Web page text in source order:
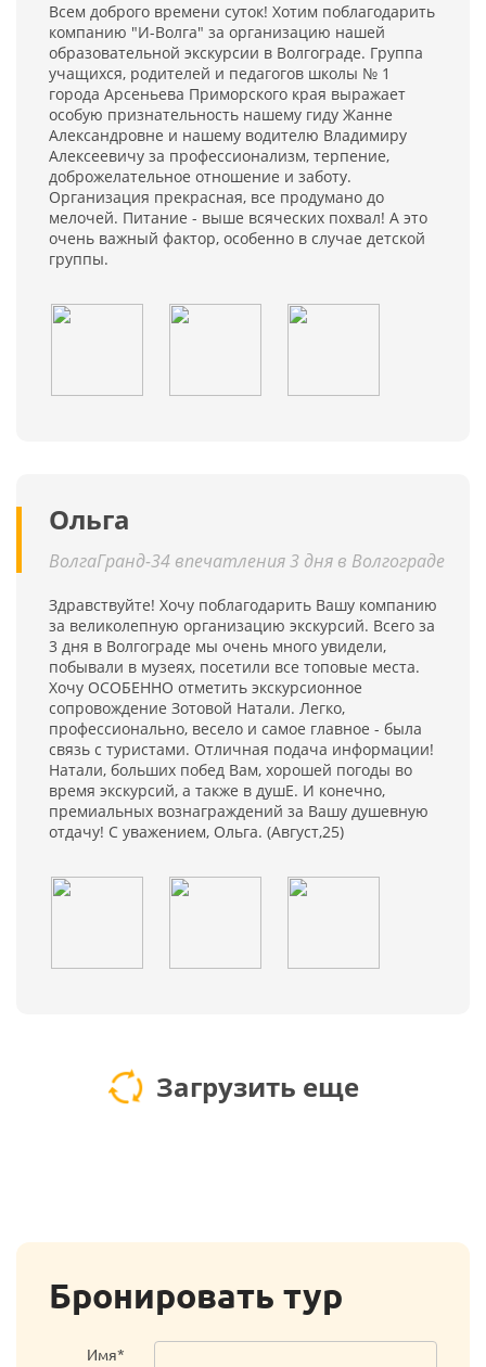
Всем доброго времени суток! Хотим поблагодарить
компанию "И-Волга" за организацию нашей
образовательной экскурсии в Волгограде. Группа
учащихся, родителей и педагогов школы № 1
города Арсеньева Приморского края выражает
особую признательность нашему гиду Жанне
Александровне и нашему водителю Владимиру
Алексеевичу за профессионализм, терпение,
доброжелательное отношение и заботу.
Организация прекрасная, все продумано до
мелочей. Питание - выше всяческих похвал! А это
очень важный фактор, особенно в случае детской
группы.
Ольга
ВолгаГранд-34 впечатления 3 дня в Волгограде
Здравствуйте! Хочу поблагодарить Вашу компанию
за великолепную организацию экскурсий. Всего за
3 дня в Волгограде мы очень много увидели,
побывали в музеях, посетили все топовые места.
Хочу ОСОБЕННО отметить экскурсионное
сопровождение Зотовой Натали. Легко,
профессионально, весело и самое главное - была
связь с туристами. Отличная подача информации!
Натали, больших побед Вам, хорошей погоды во
время экскурсий, а также в душЕ. И конечно,
премиальных вознаграждений за Вашу душевную
отдачу! С уважением, Ольга. (Август,25)
Загрузить еще
Бронировать тур
Имя*